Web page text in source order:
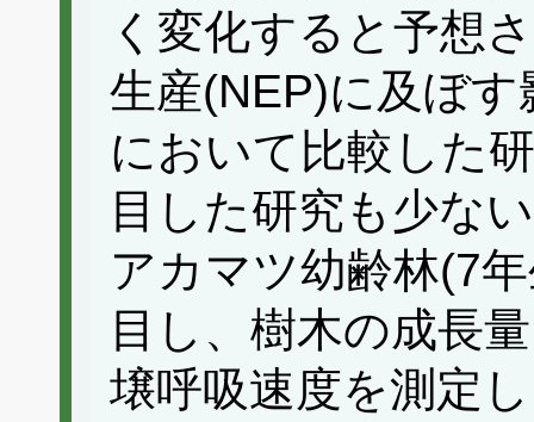
く変化すると予想
生産(NEP)に及ぼ
において比較した
目した研究も少な
アカマツ幼齢林(7
目し、樹木の成長
壌呼吸速度を測定